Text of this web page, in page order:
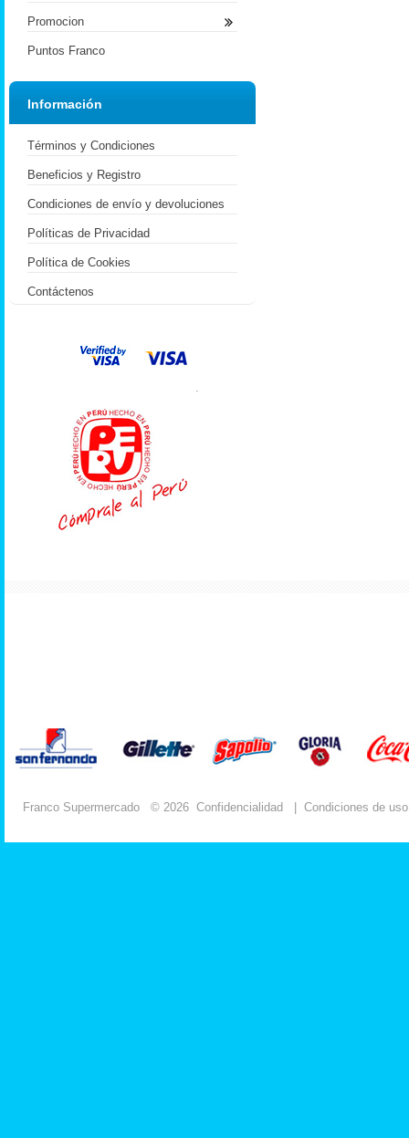
Promocion
Puntos Franco
Información
Términos y Condiciones
Beneficios y Registro
Condiciones de envío y devoluciones
Políticas de Privacidad
Política de Cookies
Contáctenos
.
Franco Supermercado © 2026 Confidencialidad Condiciones de uso